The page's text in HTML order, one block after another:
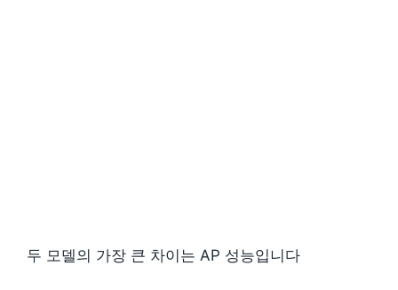
두 모델의 가장 큰 차이는 AP 성능입니다